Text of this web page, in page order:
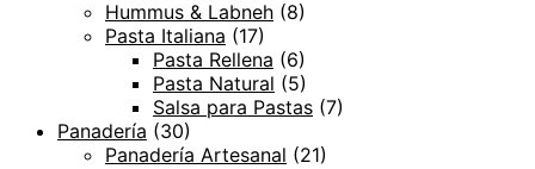
Hummus & Labneh (8)
Pasta Italiana (17)
Pasta Rellena (6)
Pasta Natural (5)
Salsa para Pastas (7)
Panadería (30)
Panadería Artesanal (21)